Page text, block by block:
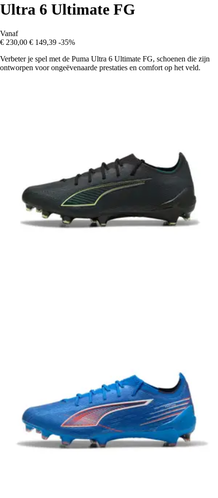
Ultra 6 Ultimate FG
Vanaf
€ 230,00 € 149,39 -35%
Verbeter je spel met de Puma Ultra 6 Ultimate FG, schoenen die zijn
ontworpen voor ongeëvenaarde prestaties en comfort op het veld.